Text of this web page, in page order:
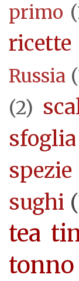
primo
ricette
Russia
(2)
spezie
sughi
tea
tonno